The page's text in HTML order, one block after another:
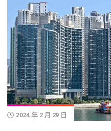
2024 年 2 月 29 日